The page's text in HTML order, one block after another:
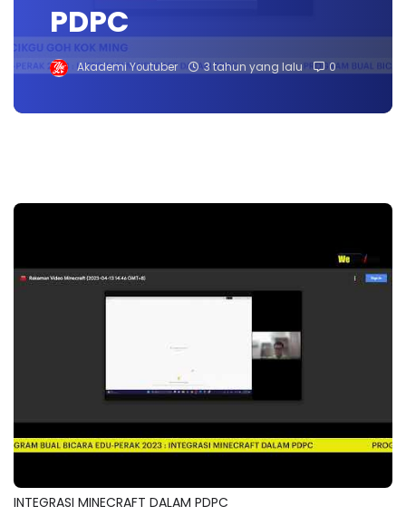
PDPC
Akademi Youtuber 3 tahun yang lalu 0
INTEGRASI MINECRAFT DALAM PDPC